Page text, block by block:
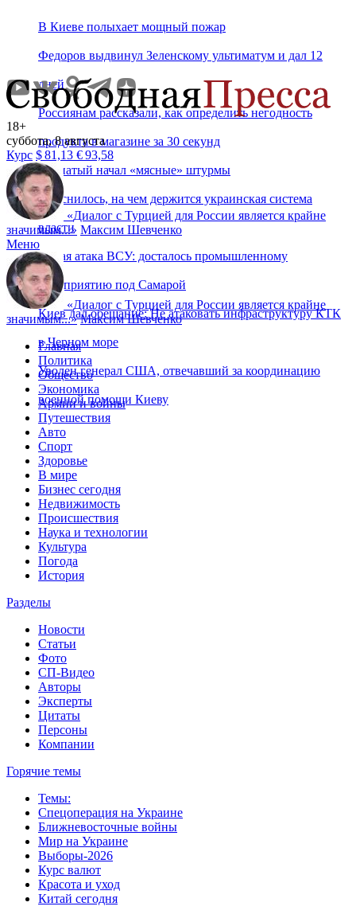
В Киеве полыхает мощный пожар
Федоров выдвинул Зеленскому ультиматум и дал 12
дней
Россиянам рассказали, как определить негодность
продукта в магазине за 30 секунд
Драпатый начал «мясные» штурмы
Выяснилось, на чем держится украинская система
власти
Новая атака ВСУ: досталось промышленному
предприятию под Самарой
Киев дал обещание: Не атаковать инфраструктуру КТК
в Черном море
Уволен генерал США, отвечавший за координацию
военной помощи Киеву
18+
суббота, 8 августа
Курс $81,13 €93,58
«Диалог с Турцией для России является крайне
значимым...» Максим Шевченко
Меню
«Диалог с Турцией для России является крайне
значимым...» Максим Шевченко
Главная
Политика
Общество
Экономика
Армии и войны
Путешествия
Авто
Спорт
Здоровье
В мире
Бизнес сегодня
Недвижимость
Происшествия
Наука и технологии
Культура
Погода
История
Разделы
Новости
Статьи
Фото
СП-Видео
Авторы
Эксперты
Цитаты
Персоны
Компании
Горячие темы
Темы:
Спецоперация на Украине
Ближневосточные войны
Мир на Украине
Выборы-2026
Курс валют
Красота и уход
Китай сегодня